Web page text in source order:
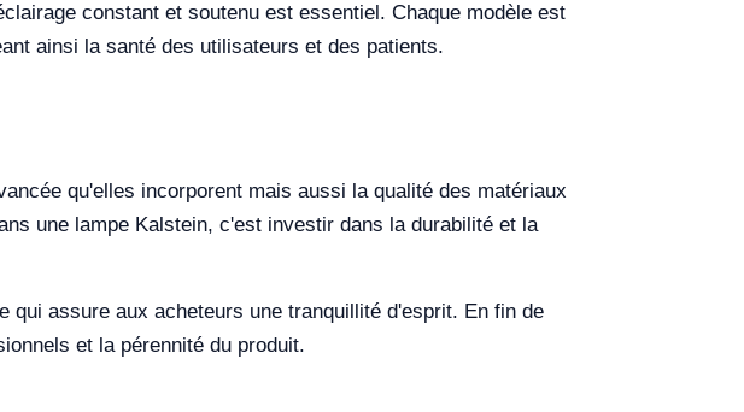
constant et soutenu est essentiel. Chaque modèle est
ainsi la santé des utilisateurs et des patients.
qu'elles incorporent mais aussi la qualité des matériaux
une lampe Kalstein, c'est investir dans la durabilité et la
assure aux acheteurs une tranquillité d'esprit. En fin de
et la pérennité du produit.